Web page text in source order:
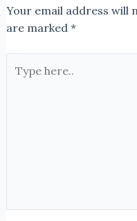
Your email address will
are marked *
here..